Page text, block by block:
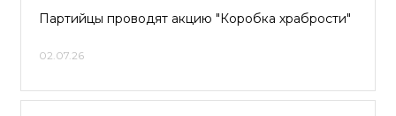
Партийцы проводят акцию "Коробка храбрости"
02.07.26